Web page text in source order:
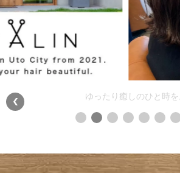
グレイカラー＋ハイライト一気に